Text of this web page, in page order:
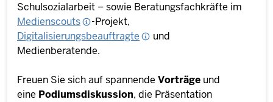
Schulsozialarbeit – sowie Beratungsfachkräfte im
Medienscouts
-Projekt,
Digitalisierungsbeauftragte
und
Medienberatende.
Freuen Sie sich auf spannende Vorträge und
eine Podiumsdiskussion, die Präsentation